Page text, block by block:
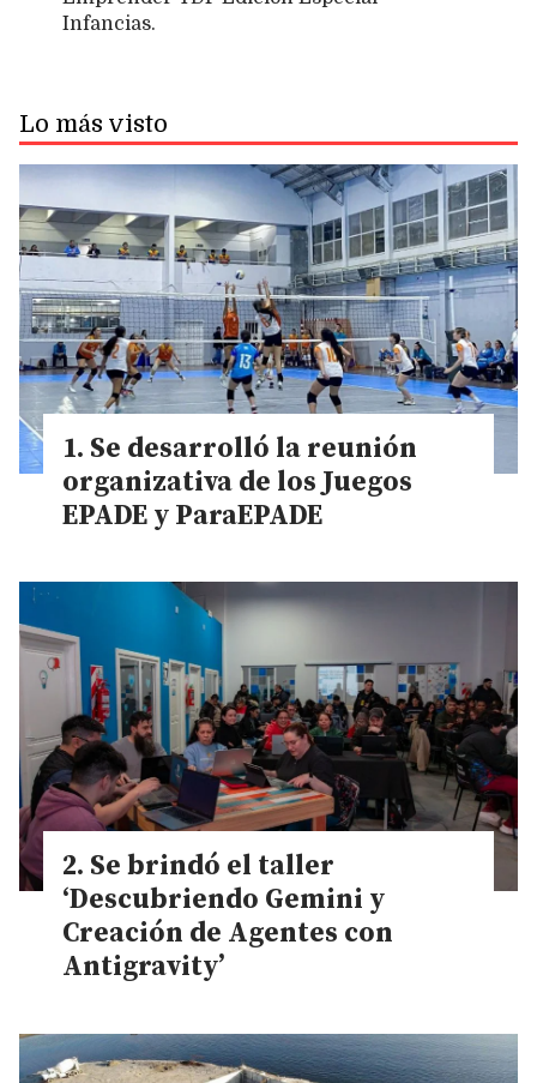
Infancias.
Lo más visto
Se desarrolló la reunión
organizativa de los Juegos
EPADE y ParaEPADE
Se brindó el taller
‘Descubriendo Gemini y
Creación de Agentes con
Antigravity’